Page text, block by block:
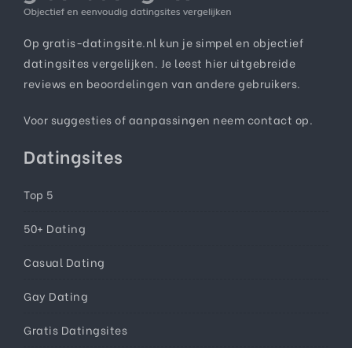
Op gratis-datingsite.nl kun je simpel en objectief
datingsites vergelijken. Je leest hier uitgebreide
reviews en beoordelingen van andere gebruikers.
Voor suggesties of aanpassingen neemcontact op.
Datingsites
Top 5
50+ Dating
Casual Dating
Gay Dating
Gratis Datingsites